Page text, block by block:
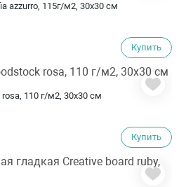
azzurro, 115г/м2, 30х30 см
Купить
110 г/м2, 30х30 см
Купить